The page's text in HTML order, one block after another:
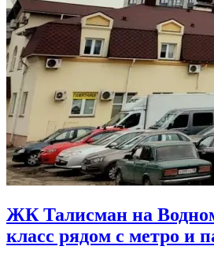
ЖК Талисман на
класс рядом с метро и